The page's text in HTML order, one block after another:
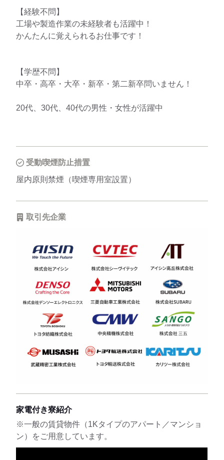
【経験不問】
工場や製造作業の未経験者も活躍中！
かんたんに覚えられるお仕事です！
【学歴不問】
中卒・高卒・大卒・新卒・第二新卒問いません！
20代、30代、40代の男性・女性が活躍中
受動喫煙防止措置
屋内原則禁煙（喫煙専用室設置）
取引先企業
家電付き寮紹介
※一般の賃貸物件（1Kタイプのアパート／マンショ
ン）をご用意しています。